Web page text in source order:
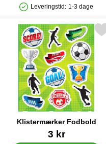
Produkttilgængelighed: På lager
Leveringstid: 1-3 dage
Klistermærker Fodbold
Varenr 327493 kr
Markér klistermærker